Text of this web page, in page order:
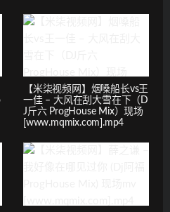
【米柒视频网】烟嗓船长vs王
一佳 – 大风在刮大雪在下（D
J斤六 ProgHouse Mix）现场
[www.mqmix.com].mp4